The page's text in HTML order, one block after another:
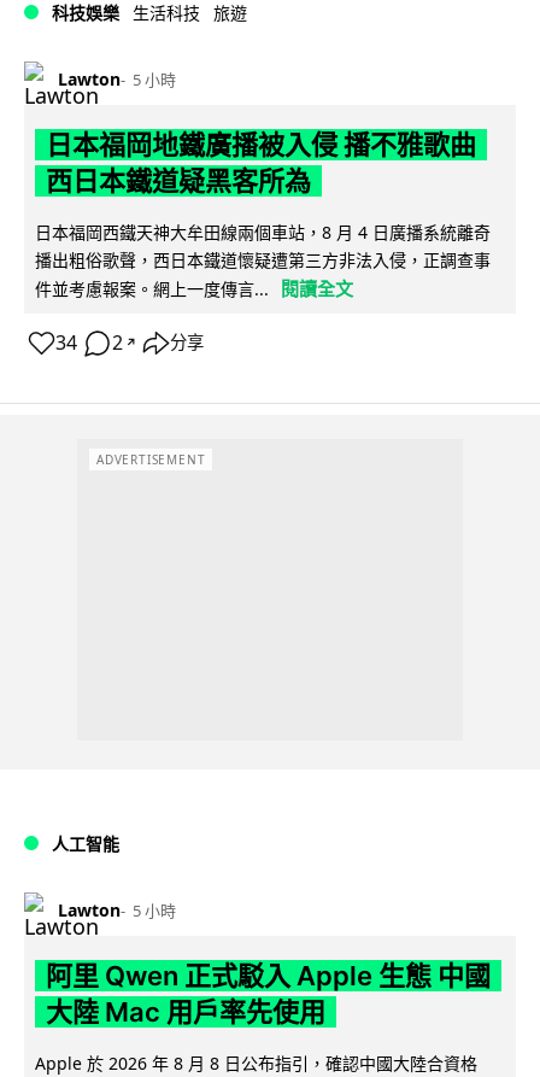
科技娛樂 生活科技 旅遊
Lawton 5 小時
日本福岡地鐵廣播被入侵 播不雅歌曲
西日本鐵道疑黑客所為
日本福岡西鐵天神大牟田線兩個車站，8 月 4 日廣播系統離奇
播出粗俗歌聲，西日本鐵道懷疑遭第三方非法入侵，正調查事
件並考慮報案。網上一度傳言...
閱讀全文
34 2 ↗ 分享
ADVERTISEMENT
人工智能
Lawton 5 小時
阿里 Qwen 正式駁入 Apple 生態 中國
大陸 Mac 用戶率先使用
Apple 於 2026 年 8 月 8 日公布指引，確認中國大陸合資格